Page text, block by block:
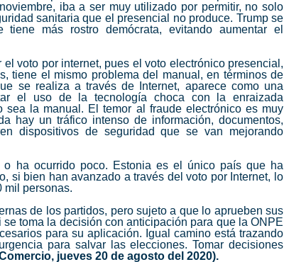
iba a ser muy utilizado por permitir, no solo
sanitaria que el presencial no produce. Trump se
más rostro demócrata, evitando aumentar el
voto por internet, pues el voto electrónico presencial,
tiene el mismo problema del manual, en términos de
se realiza a través de Internet, aparece como una
el uso de la tecnología choca con la enraizada
la manual. El temor al fraude electrónico es muy
hay un tráfico intenso de información, documentos,
dispositivos de seguridad que se van mejorando
ha ocurrido poco. Estonia es el único país que ha
si bien han avanzado a través del voto por Internet, lo
mil personas.
de los partidos, pero sujeto a que lo aprueben sus
toma la decisión con anticipación para que la ONPE
para su aplicación. Igual camino está trazando
para salvar las elecciones. Tomar decisiones
jueves 20 de agosto del 2020).